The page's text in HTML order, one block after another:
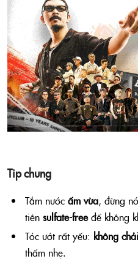
Tip chung
Tắm nước ấm vừa, đừng
tiên sulfate-freeđể không
Tóc ướt rất yếu: không
thấm nhẹ.